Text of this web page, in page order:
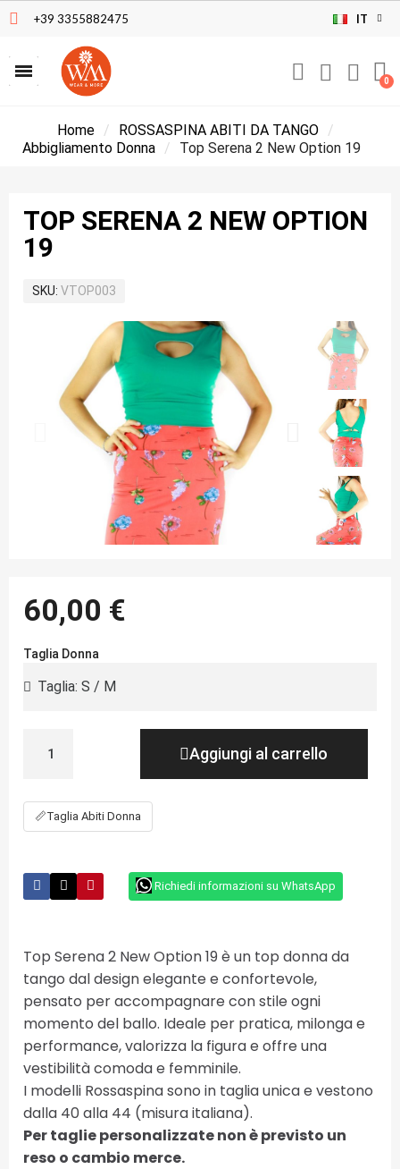
+39 3355882475 IT
Home
ROSSASPINA ABITI DA TANGO
Abbigliamento Donna
Top Serena 2 New Option 19
TOP SERENA 2 NEW OPTION
19
SKU VTOP003
60,00 €
Taglia Donna
Aggiungi al carrello
📏Taglia Abiti Donna
Richiedi informazioni su WhatsApp
Top Serena 2 New Option 19 è un top donna da
tango dal design elegante e confortevole,
pensato per accompagnare con stile ogni
momento del ballo. Ideale per pratica, milonga e
performance, valorizza la figura e offre una
vestibilità comoda e femminile.
I modelli Rossaspina sono in taglia unica e vestono
dalla 40 alla 44 (misura italiana).
Per taglie personalizzate non è previsto un
reso o cambio merce.